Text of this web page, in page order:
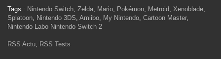
Tags : Nintendo Switch, Zelda, Mario, Pokémon, Metroid, Xenoblade,
Splatoon, Nintendo 3DS, Amiibo, My Nintendo, Cartoon Master,
Nintendo Labo Nintendo Switch 2
RSS Actu, RSS Tests